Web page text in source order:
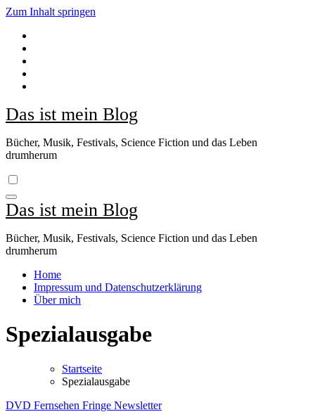
Zum Inhalt springen
Das ist mein Blog
Bücher, Musik, Festivals, Science Fiction und das Leben
drumherum
Das ist mein Blog
Bücher, Musik, Festivals, Science Fiction und das Leben
drumherum
Home
Impressum und Datenschutzerklärung
Über mich
Spezialausgabe
Startseite
Spezialausgabe
DVD Fernsehen Fringe Newsletter